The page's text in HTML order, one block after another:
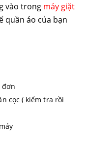
vào trong máy giặt
quần áo của bạn
đơn
cọc ( kiểm tra rồi